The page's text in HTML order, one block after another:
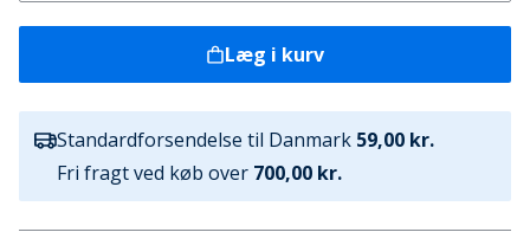
Læg i kurv
Standardforsendelse til Danmark 59,00 kr.
Fri fragt ved køb over 700,00 kr.